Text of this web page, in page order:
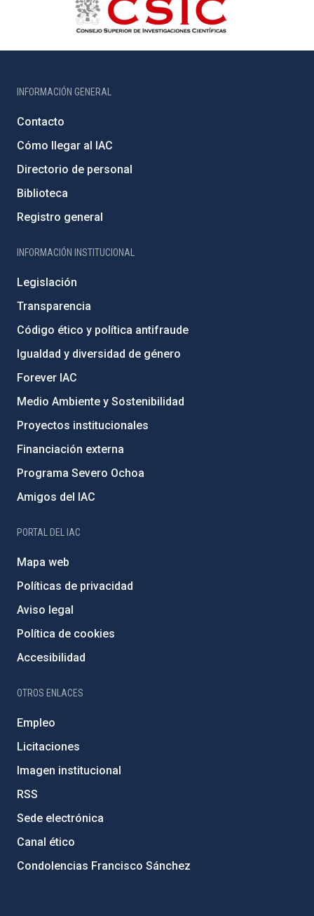
INFORMACIÓN GENERAL
Contacto
Cómo llegar al IAC
Directorio de personal
Biblioteca
Registro general
INFORMACIÓN INSTITUCIONAL
Legislación
Transparencia
Código ético y política antifraude
Igualdad y diversidad de género
Forever IAC
Medio Ambiente y Sostenibilidad
Proyectos institucionales
Financiación externa
Programa Severo Ochoa
Amigos del IAC
PORTAL DEL IAC
Mapa web
Políticas de privacidad
Aviso legal
Política de cookies
Accesibilidad
OTROS ENLACES
Empleo
Licitaciones
Imagen institucional
RSS
Sede electrónica
Canal ético
Condolencias Francisco Sánchez